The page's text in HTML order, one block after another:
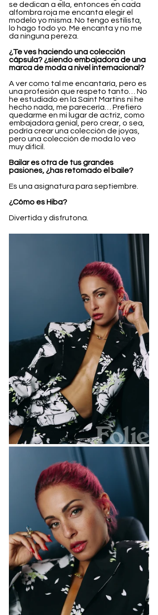
se dedican a ella, entonces en cada
alfombra roja me encanta elegir el
modelo yo misma. No tengo estilista,
lo hago todo yo. Me encanta y no me
da ninguna pereza.
¿Te ves haciendo una colección
cápsula? ¿siendo embajadora de una
marca de moda a nivel internacional?
A ver como tal me encantaría, pero es
una profesión que respeto tanto… No
he estudiado en la Saint Martins ni he
hecho nada, me parecería… Prefiero
quedarme en mi lugar de actriz, como
embajadora genial, pero crear, o sea,
podría crear una colección de joyas,
pero una colección de moda lo veo
muy difícil.
Bailar es otra de tus grandes
pasiones, ¿has retomado el baile?
Es una asignatura para septiembre.
¿Cómo es Hiba?
Divertida y disfrutona.